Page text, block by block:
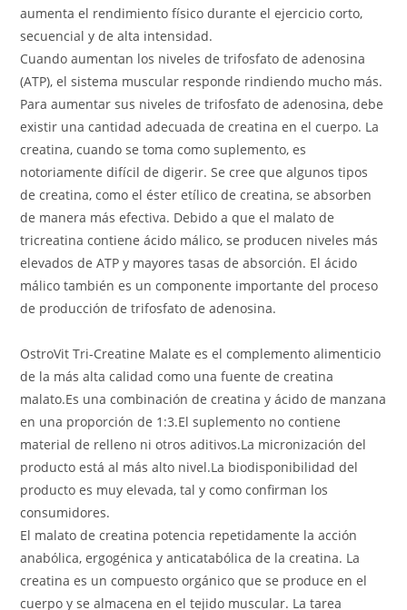
aumenta el rendimiento físico durante el ejercicio corto,
secuencial y de alta intensidad.
Cuando aumentan los niveles de trifosfato de adenosina
(ATP), el sistema muscular responde rindiendo mucho más.
Para aumentar sus niveles de trifosfato de adenosina, debe
existir una cantidad adecuada de creatina en el cuerpo. La
creatina, cuando se toma como suplemento, es
notoriamente difícil de digerir. Se cree que algunos tipos
de creatina, como el éster etílico de creatina, se absorben
de manera más efectiva. Debido a que el malato de
tricreatina contiene ácido málico, se producen niveles más
elevados de ATP y mayores tasas de absorción. El ácido
málico también es un componente importante del proceso
de producción de trifosfato de adenosina.
OstroVit Tri-Creatine Malate es el complemento alimenticio
de la más alta calidad como una fuente de creatina
malato.Es una combinación de creatina y ácido de manzana
en una proporción de 1:3.El suplemento no contiene
material de relleno ni otros aditivos.La micronización del
producto está al más alto nivel.La biodisponibilidad del
producto es muy elevada, tal y como confirman los
consumidores.
El malato de creatina potencia repetidamente la acción
anabólica, ergogénica y anticatabólica de la creatina. La
creatina es un compuesto orgánico que se produce en el
cuerpo y se almacena en el tejido muscular. La tarea